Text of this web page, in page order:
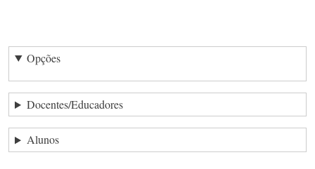
Opções
Docentes/Educadores
Alunos